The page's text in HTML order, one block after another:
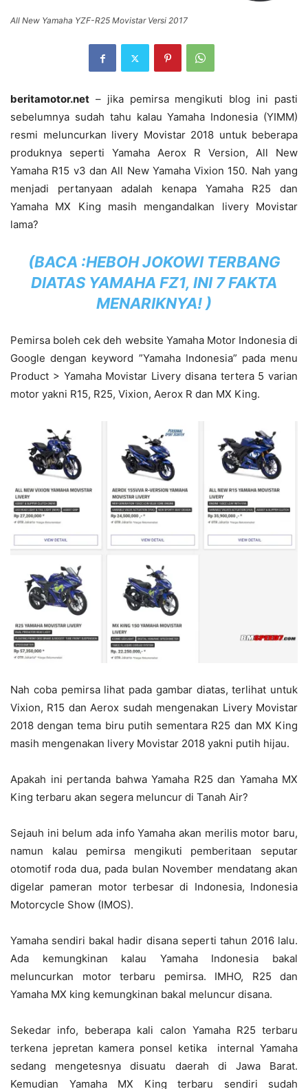
All New Yamaha YZF-R25 Movistar Versi 2017
beritamotor.net – jika pemirsa mengikuti blog ini pasti
sebelumnya sudah tahu kalau Yamaha Indonesia (YIMM)
resmi meluncurkan livery Movistar 2018 untuk beberapa
produknya seperti Yamaha Aerox R Version, All New
Yamaha R15 v3 dan All New Yamaha Vixion 150. Nah yang
menjadi pertanyaan adalah kenapa Yamaha R25 dan
Yamaha MX King masih mengandalkan livery Movistar
lama?
(BACA :HEBOH JOKOWI TERBANG
DIATAS YAMAHA FZ1, INI 7 FAKTA
MENARIKNYA! )
Pemirsa boleh cek deh website Yamaha Motor Indonesia di
Google dengan keyword ”Yamaha Indonesia” pada menu
Product > Yamaha Movistar Livery disana tertera 5 varian
motor yakni R15, R25, Vixion, Aerox R dan MX King.
Nah coba pemirsa lihat pada gambar diatas, terlihat untuk
Vixion, R15 dan Aerox sudah mengenakan Livery Movistar
2018 dengan tema biru putih sementara R25 dan MX King
masih mengenakan livery Movistar 2018 yakni putih hijau.
Apakah ini pertanda bahwa Yamaha R25 dan Yamaha MX
King terbaru akan segera meluncur di Tanah Air?
Sejauh ini belum ada info Yamaha akan merilis motor baru,
namun kalau pemirsa mengikuti pemberitaan seputar
otomotif roda dua, pada bulan November mendatang akan
digelar pameran motor terbesar di Indonesia, Indonesia
Motorcycle Show (IMOS).
Yamaha sendiri bakal hadir disana seperti tahun 2016 lalu.
Ada kemungkinan kalau Yamaha Indonesia bakal
meluncurkan motor terbaru pemirsa. IMHO, R25 dan
Yamaha MX king kemungkinan bakal meluncur disana.
Sekedar info, beberapa kali calon Yamaha R25 terbaru
terkena jepretan kamera ponsel ketika internal Yamaha
sedang mengetesnya disuatu daerah di Jawa Barat.
Kemudian Yamaha MX King terbaru sendiri sudah